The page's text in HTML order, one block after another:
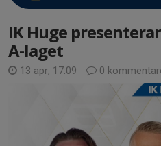
IK Huge
A-laget
13 apr, 17:09 0